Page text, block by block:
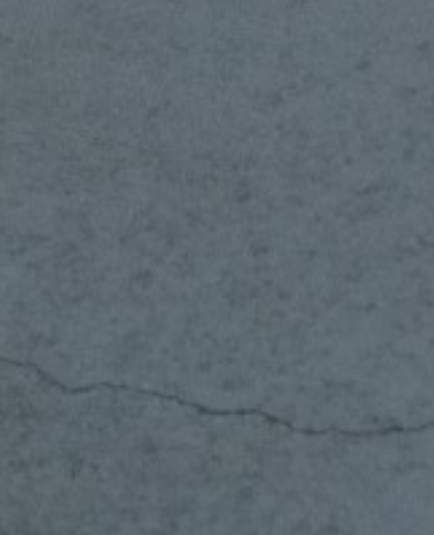
、「自由・平等・友愛」の「平等」の